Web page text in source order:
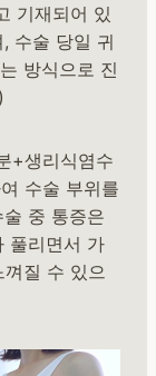
기재되어 있
수술 당일 귀
방식으로 진
+생리식염수
수술 부위를
중 통증은
풀리면서 가
질 수 있으